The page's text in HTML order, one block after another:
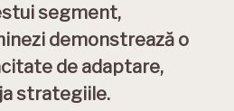
segment,
demonstrează o
de adaptare,
strategiile.